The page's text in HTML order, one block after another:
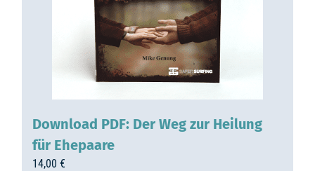
Download PDF: Der Weg zur Heilung
für Ehepaare
14,00 €